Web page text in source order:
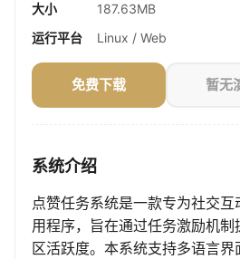
大小
187.63MB
运行平台
Linux / Web
免费下载 暂无
系统介绍
点赞任务系统是一款专为社交
用程序，旨在通过任务激励机
区活跃度。本系统支持多语言